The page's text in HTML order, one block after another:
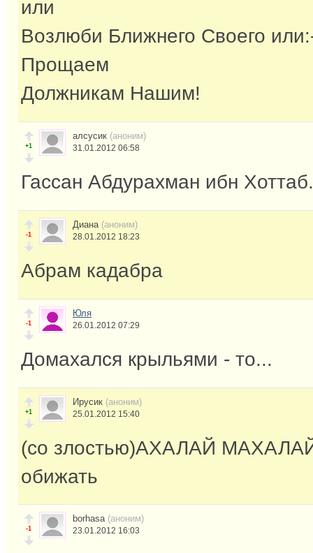
или
Возлюби Ближнего Своего
Прощаем
Должникам Нашим!
+1
алсусик (аноним)
31.01.2012 06:58
Гассан Абдурахман ибн
-1
Диана (аноним)
28.01.2012 18:23
Абрам кадабра
-1
Юля
26.01.2012 07:29
Домахался крыльями - то...
+1
Ирусик (аноним)
25.01.2012 15:40
(со злостью)АХАЛАЙ
обижать
-1
borhasa (аноним)
23.01.2012 16:03